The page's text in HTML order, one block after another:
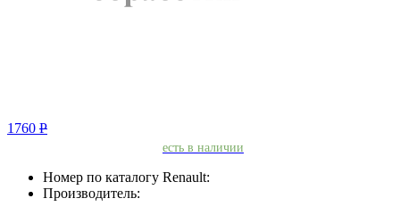
1760 Р
есть в наличии
Номер по каталогу Renault:
Производитель: